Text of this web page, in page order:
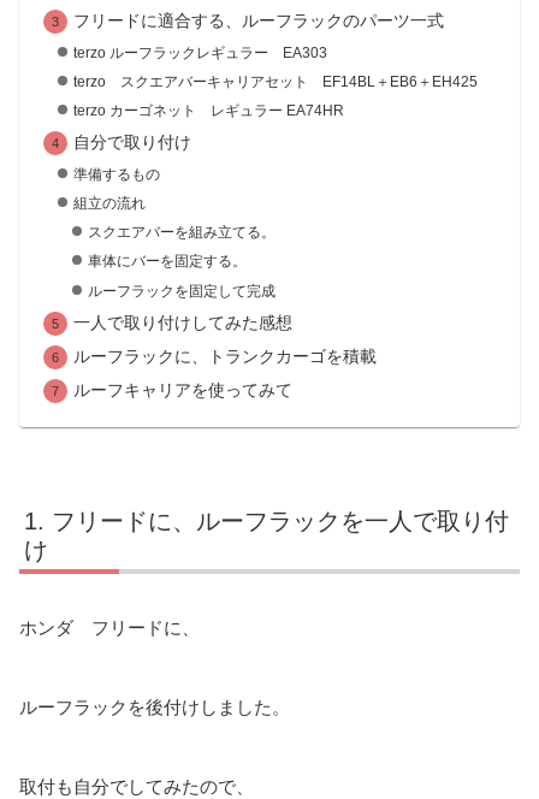
フリードに適合する、ルーフラックのパーツ一式
terzo ルーフラックレギュラー EA303
terzo スクエアバーキャリアセット EF14BL＋EB6＋EH425
terzo カーゴネット レギュラー EA74HR
自分で取り付け
準備するもの
組立の流れ
スクエアバーを組み立てる。
車体にバーを固定する。
ルーフラックを固定して完成
一人で取り付けしてみた感想
ルーフラックに、トランクカーゴを積載
ルーフキャリアを使ってみて
フリードに、ルーフラックを一人で取り付
け
ホンダ フリードに、
ルーフラックを後付けしました。
取付も自分でしてみたので、